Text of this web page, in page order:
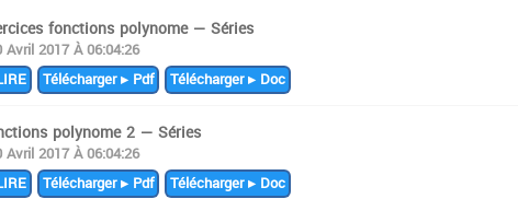
fonctions polynome — Séries
Avril 2017 À 06:04:26
Télécharger ▸ Pdf Télécharger ▸ Doc
polynome 2 — Séries
Avril 2017 À 06:04:26
Télécharger ▸ Pdf Télécharger ▸ Doc